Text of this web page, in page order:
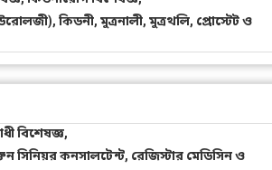
কিডনী, মুত্রনালী, মুত্রথলি, প্রোস্টেট ও
বিশেষজ্ঞ,
সিনিয়র কনসালটেন্ট, রেজিস্টার মেডিসিন ও